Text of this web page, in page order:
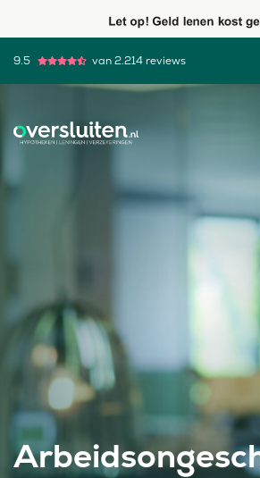
9.5 van 2.214 reviews